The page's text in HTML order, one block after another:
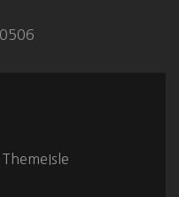
ThemeIsle